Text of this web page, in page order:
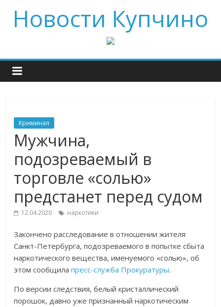
Новости Купчино
Криминал
Мужчина,
подозреваемый в
торговле «солью»
предстанет перед судом
12.04.2020 наркотики
Закончено расследование в отношении жителя
Санкт-Петербурга, подозреваемого в попытке сбыта
наркотического вещества, именуемого «солью», об
этом сообщила пресс-служба Прокуратуры.
По версии следствия, белый кристаллический
порошок, давно уже признанный наркотическим